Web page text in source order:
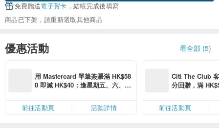
免費贈送電子賀卡 ，結帳完成後填寫
商品已下架，請重新選取其他商品
優惠活動 看全部 (5)
用 Mastercard 單筆簽賬滿 HK$58
0 即減 HK$40；逢星期五、六、日
限，額滿即止，僅限「常用信用
卡」結帳）
前往活動頁 活動詳情
Citi The Club
分回贈，滿
前往活動頁